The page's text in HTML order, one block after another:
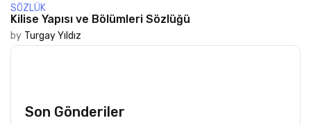
SÖZLÜK
Kilise Yapısı ve Bölümleri Sözlüğü
by Turgay Yıldız
Son Gönderiler